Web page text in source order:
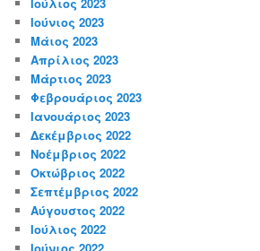
Ιούνιος 2023
Μάιος 2023
Απρίλιος 2023
Μάρτιος 2023
Φεβρουάριος 2023
Ιανουάριος 2023
Δεκέμβριος 2022
Νοέμβριος 2022
Οκτώβριος 2022
Σεπτέμβριος 2022
Αύγουστος 2022
Ιούλιος 2022
Ιούνιος 2022